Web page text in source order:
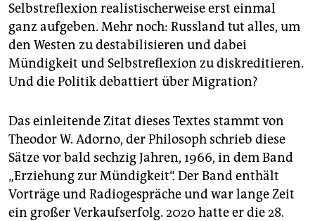
Selbstreflexion realistischerweise erst einmal
ganz aufgeben. Mehr noch: Russland tut alles, um
den Westen zu destabilisieren und dabei
Mündigkeit und Selbstreflexion zu diskreditieren.
Und die Politik debattiert über Migration?
Das einleitende Zitat dieses Textes stammt von
Theodor W. Adorno, der Philosoph schrieb diese
Sätze vor bald sechzig Jahren, 1966, in dem Band
„Erziehung zur Mündigkeit“. Der Band enthält
Vorträge und Radiogespräche und war lange Zeit
ein großer Verkaufserfolg. 2020 hatte er die 28.